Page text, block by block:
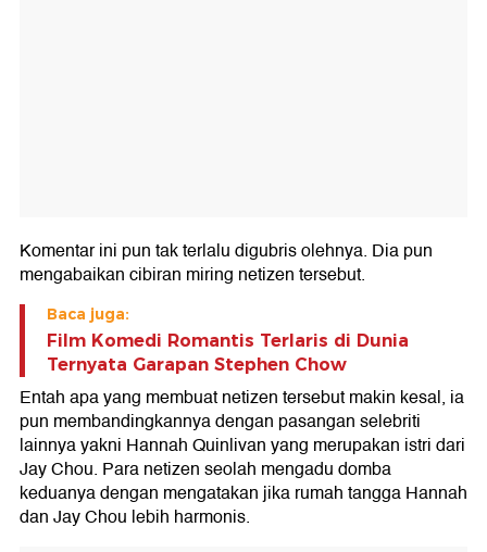
Komentar ini pun tak terlalu digubris olehnya. Dia pun
mengabaikan cibiran miring netizen tersebut.
Baca juga:
Film Komedi Romantis Terlaris di Dunia
Ternyata Garapan Stephen Chow
Entah apa yang membuat netizen tersebut makin kesal, ia
pun membandingkannya dengan pasangan selebriti
lainnya yakni Hannah Quinlivan yang merupakan istri dari
Jay Chou. Para netizen seolah mengadu domba
keduanya dengan mengatakan jika rumah tangga Hannah
dan Jay Chou lebih harmonis.